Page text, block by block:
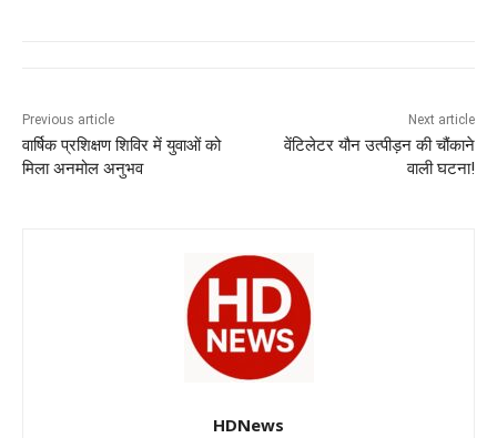
o
o
p
p
n
m
Previous article
वार्षिक प्रशिक्षण शिविर में युवाओं को
मिला अनमोल अनुभव
Next article
वेंटिलेटर यौन उत्पीड़न की चौंकाने
वाली घटना!
HDNews